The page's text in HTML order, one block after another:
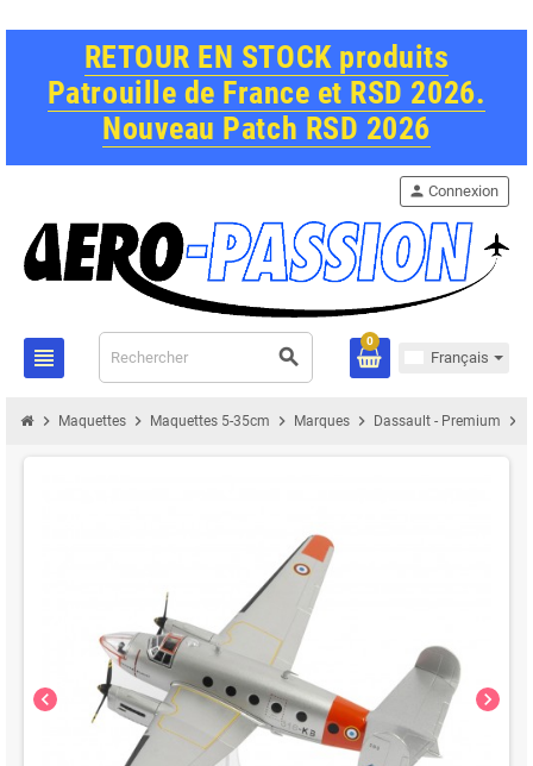
RETOUR EN STOCK produits
Patrouille de France et RSD 2026.
Nouveau Patch RSD 2026
view_headline search
person Connexion
0
Français
chevron_right Maquettes chevron_right Maquettes 5-35cm chevron_right Marques chevron_right Dassault - Premium chevron_right
chevron_left chevron_right